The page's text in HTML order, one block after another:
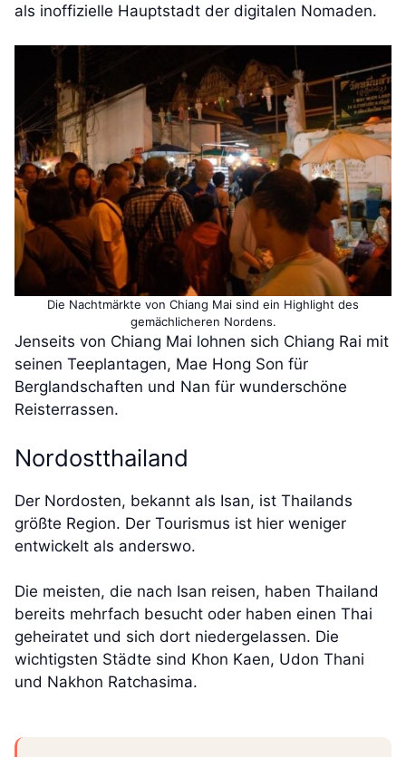
als inoffizielle Hauptstadt der digitalen Nomaden.
Die Nachtmärkte von Chiang Mai sind ein Highlight des
gemächlicheren Nordens.
Jenseits von Chiang Mai lohnen sich Chiang Rai mit
seinen Teeplantagen, Mae Hong Son für
Berglandschaften und Nan für wunderschöne
Reisterrassen.
Nordostthailand
Der Nordosten, bekannt als Isan, ist Thailands
größte Region. Der Tourismus ist hier weniger
entwickelt als anderswo.
Die meisten, die nach Isan reisen, haben Thailand
bereits mehrfach besucht oder haben einen Thai
geheiratet und sich dort niedergelassen. Die
wichtigsten Städte sind Khon Kaen, Udon Thani
und Nakhon Ratchasima.